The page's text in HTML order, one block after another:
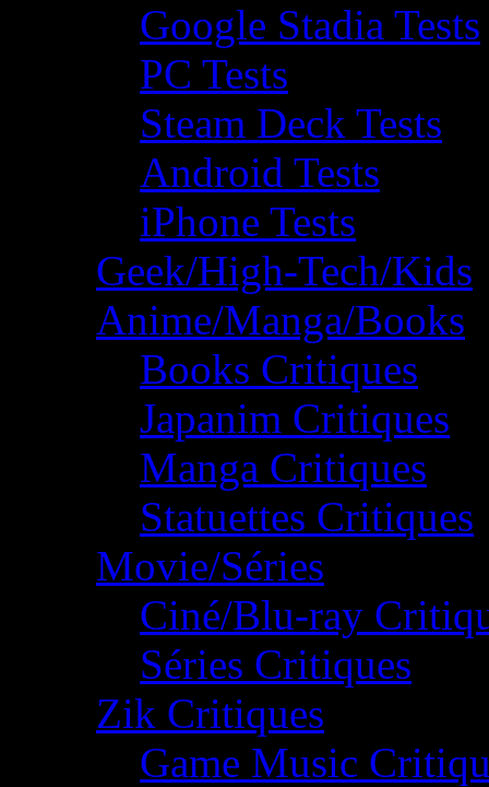
Google Stadia Tests
PC Tests
Steam Deck Tests
Android Tests
iPhone Tests
Geek/High-Tech/Kids
Anime/Manga/Books
Books Critiques
Japanim Critiques
Manga Critiques
Statuettes Critiques
Movie/Séries
Ciné/Blu-ray
Séries Critiques
Zik Critiques
Game Music